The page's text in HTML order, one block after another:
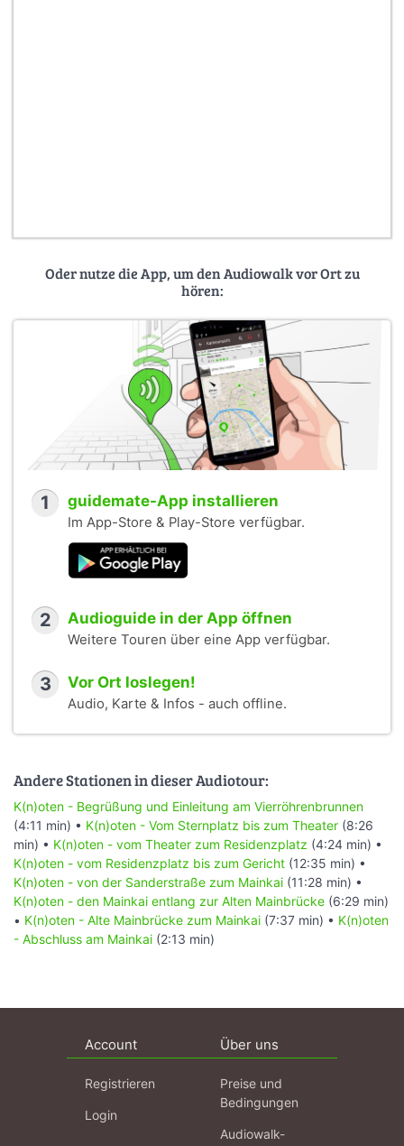
Oder nutze die App, um den Audiowalk vor Ort zu
hören:
1 guidemate-App installieren
Im App-Store & Play-Store verfügbar.
2 Audioguide in der App öffnen
Weitere Touren über eine App verfügbar.
3 Vor Ort loslegen!
Audio, Karte & Infos - auch offline.
Andere Stationen in dieser Audiotour:
K(n)oten - Begrüßung und Einleitung am Vierröhrenbrunnen
(4:11 min) • K(n)oten - Vom Sternplatz bis zum Theater (8:26
min) • K(n)oten - vom Theater zum Residenzplatz (4:24 min) •
K(n)oten - vom Residenzplatz bis zum Gericht (12:35 min) •
K(n)oten - von der Sanderstraße zum Mainkai (11:28 min) •
K(n)oten - den Mainkai entlang zur Alten Mainbrücke (6:29 min)
• K(n)oten - Alte Mainbrücke zum Mainkai (7:37 min) • K(n)oten
- Abschluss am Mainkai (2:13 min)
Account
Registrieren
Login
Über uns
Preise und
Bedingungen
Audiowalk-